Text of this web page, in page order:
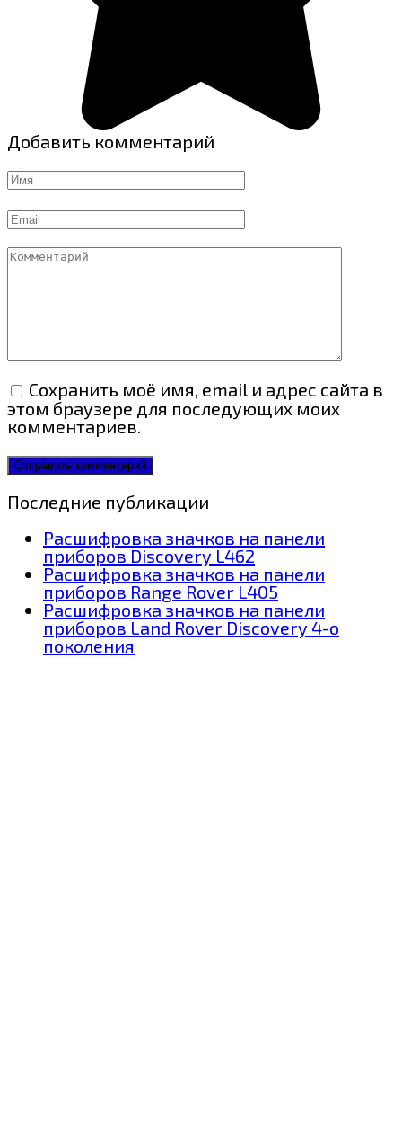
Добавить комментарий
Имя
Email
Комментарий
Сохранить моё имя, email и адрес сайта в
этом браузере для последующих моих
комментариев.
Последние публикации
Расшифровка значков на панели
приборов Discovery L462
Расшифровка значков на панели
приборов Range Rover L405
Расшифровка значков на панели
приборов Land Rover Discovery 4-о
поколения